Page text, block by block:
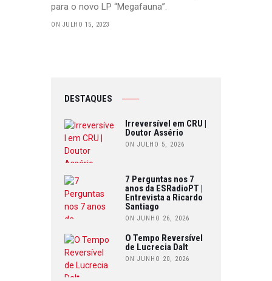
para o novo LP “Megafauna”.
ON JULHO 15, 2023
DESTAQUES
Irreversível em CRU |
Doutor Assério
ON JULHO 5, 2026
7 Perguntas nos 7
anos da ESRadioPT |
Entrevista a Ricardo
Santiago
ON JUNHO 26, 2026
O Tempo Reversível
de Lucrecia Dalt
ON JUNHO 20, 2026